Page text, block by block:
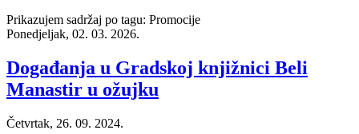
Prikazujem sadržaj po tagu: Promocije
Ponedjeljak, 02. 03. 2026.
Događanja u Gradskoj knjižnici Beli
Manastir u ožujku
Četvrtak, 26. 09. 2024.